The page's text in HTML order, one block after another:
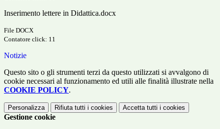
Inserimento lettere in Didattica.docx
File DOCX
Contatore click: 11
Notizie
Questo sito o gli strumenti terzi da questo utilizzati si avvalgono di
cookie necessari al funzionamento ed utili alle finalità illustrate nella
COOKIE POLICY.
Personalizza Rifiuta tutti i cookies Accetta tutti i cookies
Gestione cookie